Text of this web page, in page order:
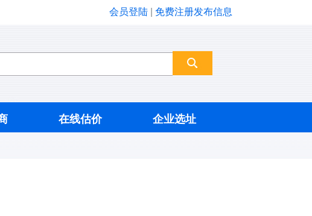
会员登陆 免费注册发布信息
在线估价 企业选址